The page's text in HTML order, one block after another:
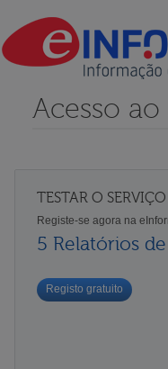
Acesso
TESTAR O SERVIÇO
Registe-se agora na
5 Relatórios
Registo gratuito